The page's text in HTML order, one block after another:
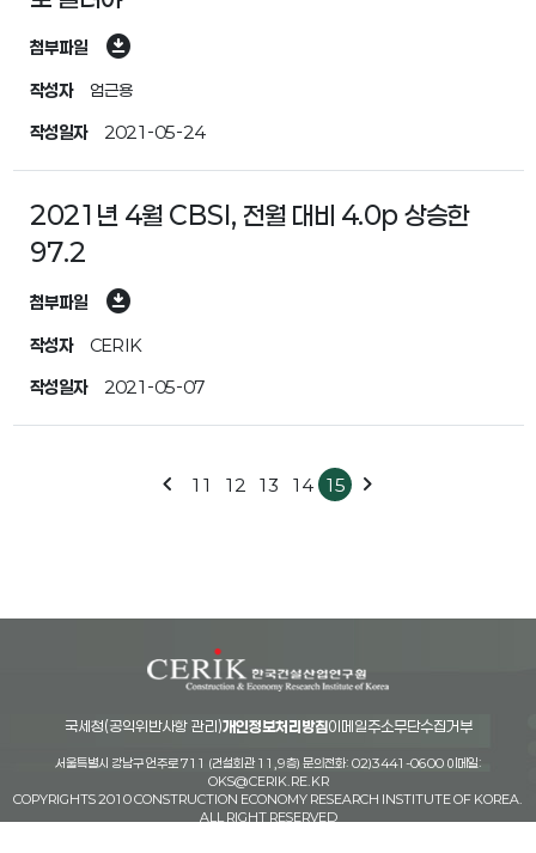
첨부파일 download_for_offline
작성자 엄근용
작성일자 2021-05-24
2021년 4월 CBSI, 전월 대비 4.0p 상승한
97.2
첨부파일 download_for_offline
작성자 CERIK
작성일자 2021-05-07
chevron_left 11 12 13 14 15 chevron_right
국세청(공익위반사항 관리)개인정보처리방침이메일주소무단수집거부
서울특별시 강남구 언주로 711 (건설회관 11,9층) 문의전화: 02)3441-0600 이메일:
OKS@CERIK.RE.KR
COPYRIGHTS 2010 CONSTRUCTION ECONOMY RESEARCH INSTITUTE OF KOREA.
ALL RIGHT RESERVED